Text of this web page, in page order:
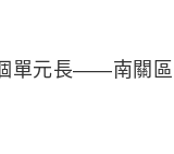
單元長——南關區